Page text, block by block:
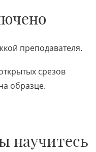
преподавателя.
срезов
образце.
научитесь